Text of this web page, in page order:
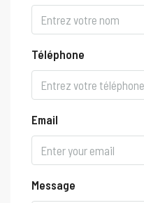
Téléphone
Email
Message